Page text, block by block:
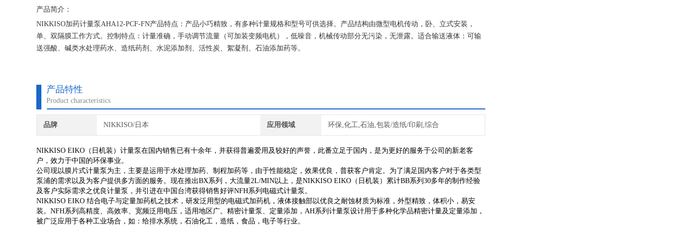
产品简介：
NIKKISO加药计量泵AHA12-PCF-FN产品特点：产品小巧精致，有多种计量规格和型号可供选择。产品结构由微型电机传动，卧、立式安装，
单、双隔膜工作方式。控制特点：计量准确，手动调节流量（可加装变频电机），低噪音，机械传动部分无污染，无泄露。适合输送液体：可输
送强酸、碱类水处理药水、造纸药剂、水泥添加剂、活性炭、絮凝剂、石油添加药等。
产品特性
Product characteristics
品牌 NIKKISO/日本 应用领域 环保,化工,石油,包装/造纸/印刷,综合
NIKKISO EIKO（日机装）计量泵在国内销售已有十余年，并获得普遍爱用及较好的声誉，此番立足于国内，是为更好的服务于公司的新老客
户，效力于中国的环保事业。
公司现以膜片式计量泵为主，主要是运用于水处理加药、制程加药等，由于性能稳定，效果优良，普获客户肯定。为了满足国内客户对于各类型
泵浦的需求以及为客户提供多方面的服务。现在推出BX系列，大流量2L/MIN以上，是NIKKISO EIKO（日机装）累计BB系列30多年的制作经验
及客户实际需求之优良计量泵，并引进在中国台湾获得销售好评NFH系列电磁式计量泵。
NIKKISO EIKO 结合电子与定量加药机之技术，研发泛用型的电磁式加药机，液体接触部以优良之耐蚀材质为标准，外型精致，体积小，易安
装。NFH系列高精度、高效率、宽频泛用电压，适用地区广。精密计量泵、定量添加，AH系列计量泵设计用于多种化学品精密计量及定量添加，
被广泛应用于各种工业场合，如：给排水系统，石油化工，造纸，食品，电子等行业。